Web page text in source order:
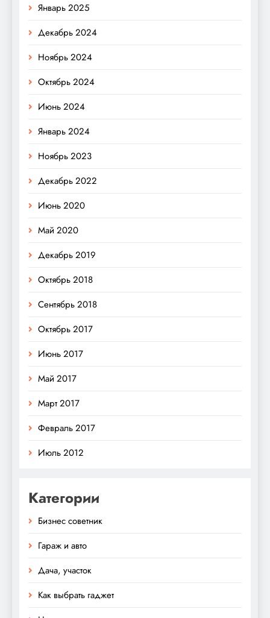
Январь 2025
Декабрь 2024
Ноябрь 2024
Октябрь 2024
Июнь 2024
Январь 2024
Ноябрь 2023
Декабрь 2022
Июнь 2020
Май 2020
Декабрь 2019
Октябрь 2018
Сентябрь 2018
Октябрь 2017
Июнь 2017
Май 2017
Март 2017
Февраль 2017
Июль 2012
Категории
Бизнес советник
Гараж и авто
Дача, участок
Как выбрать гаджет